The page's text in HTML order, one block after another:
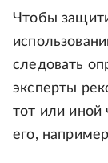
Чтобы
следовать
эксперты
тот или иной
его,